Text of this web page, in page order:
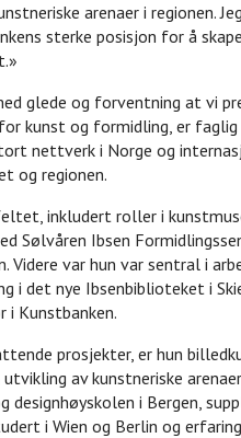
arenaer i regionen.
sterke posisjon for å
glede og forventning at vi
kunst og formidling, er
nettverk i Norge og
og regionen.
inkludert roller i
Sølvåren Ibsen
var hun var sentral i
nye Ibsenbiblioteket i
Kunstbanken.
prosjekter, er hun
av kunstneriske
i Bergen,
i Wien og Berlin og